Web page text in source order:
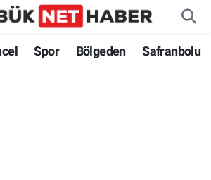
Spor Bölgeden Safranbolu